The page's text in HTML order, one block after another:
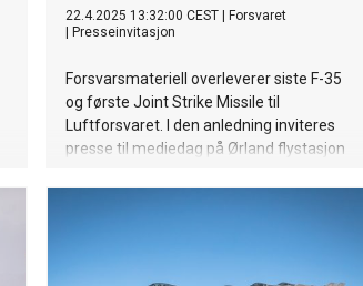
22.4.2025 13:32:00 CEST
Forsvaret
Presseinvitasjon
Forsvarsmateriell overleverer siste F-35
og første Joint Strike Missile til
Luftforsvaret. I den anledning inviteres
presse til mediedag på Ørland flystasjon